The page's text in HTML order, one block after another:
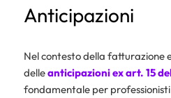
Anticipazioni
Nel contesto della fatturazione
delleanticipazioni ex art. 15
fondamentale per